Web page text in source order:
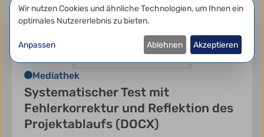
Mediathek
Systematischer Test mit
Fehlerkorrektur und Reflektion des
Projektablaufs (DOCX)
Datenschutzeinstellungen
Wir nutzen Cookies und ähnliche Technologien, um Ihnen ein
optimales Nutzererlebnis zu bieten.
Anpassen Ablehnen Akzeptieren